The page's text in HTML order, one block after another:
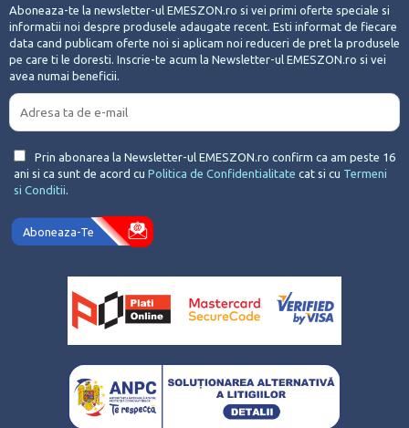
Aboneaza-te la newsletter-ul EMESZON.ro si vei primi oferte speciale si
informatii noi despre produsele adaugate recent. Esti informat de fiecare
data cand publicam oferte noi si aplicam noi reduceri de pret la produsele
pe care ti le doresti. Inscrie-te acum la Newsletter-ul EMESZON.ro si vei
avea numai beneficii.
Prin abonarea la Newsletter-ul EMESZON.ro confirm ca am peste 16
ani si ca sunt de acord cu Politica de Confidentialitate cat si cu Termeni
si Conditii.
Aboneaza-Te